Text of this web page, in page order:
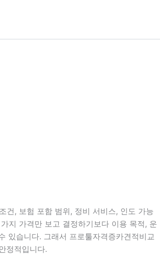
건, 보험 포함 범위, 정비 서비스, 인도 가능
지 가격만 보고 결정하기보다 이용 목적, 운
있습니다. 그래서 프로툴자격증카견적비교
정적입니다.